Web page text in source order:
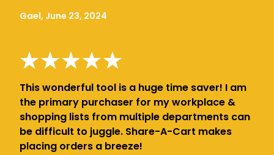
Gael, June 23, 2024
This wonderful tool is a huge time saver! I am
the primary purchaser for my workplace &
shopping lists from multiple departments can
be difficult to juggle. Share-A-Cart makes
placing orders a breeze!